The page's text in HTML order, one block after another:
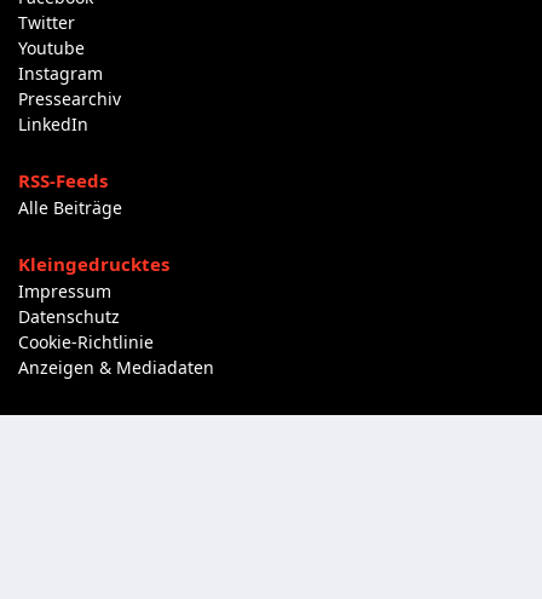
Twitter
Youtube
Instagram
Pressearchiv
LinkedIn
RSS-Feeds
Alle Beiträge
Kleingedrucktes
Impressum
Datenschutz
Cookie-Richtlinie
Anzeigen & Mediadaten